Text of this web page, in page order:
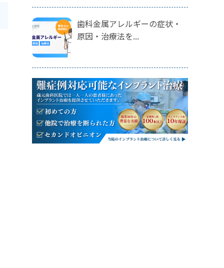
歯科金属アレルギーの症状・
原因・治療法を...